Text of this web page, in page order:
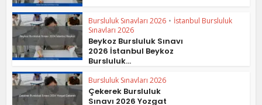
Bursluluk Sınavları 2026 • İstanbul Bursluluk
Sınavları 2026
Beykoz Bursluluk Sınavı
2026 İstanbul Beykoz
Bursluluk...
Bursluluk Sınavları 2026
Çekerek Bursluluk
Sınavı 2026 Yozgat